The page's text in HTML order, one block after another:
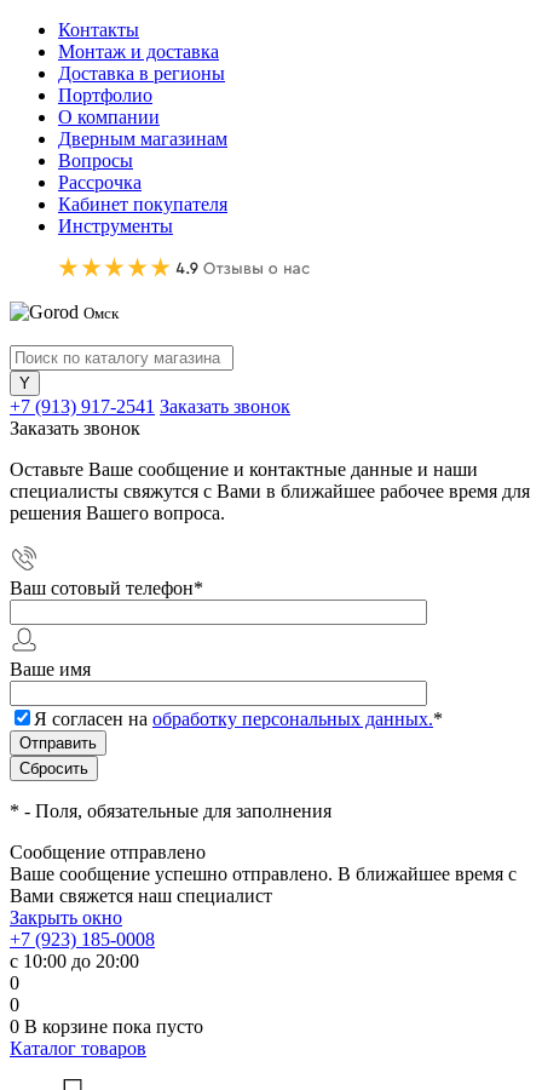
Контакты
Монтаж и доставка
Доставка в регионы
Портфолио
О компании
Дверным магазинам
Вопросы
Рассрочка
Кабинет покупателя
Инструменты
Омск
+7 (913) 917-2541 Заказать звонок
Заказать звонок
Оставьте Ваше сообщение и контактные данные и наши
специалисты свяжутся с Вами в ближайшее рабочее время для
решения Вашего вопроса.
Ваш сотовый телефон*
Ваше имя
Я согласен на обработку персональных данных.*
* - Поля, обязательные для заполнения
Сообщение отправлено
Ваше сообщение успешно отправлено. В ближайшее время с
Вами свяжется наш специалист
Закрыть окно
+7 (923) 185-0008
с 10:00 до 20:00
0
0
0 В корзине пока пусто
Каталог товаров